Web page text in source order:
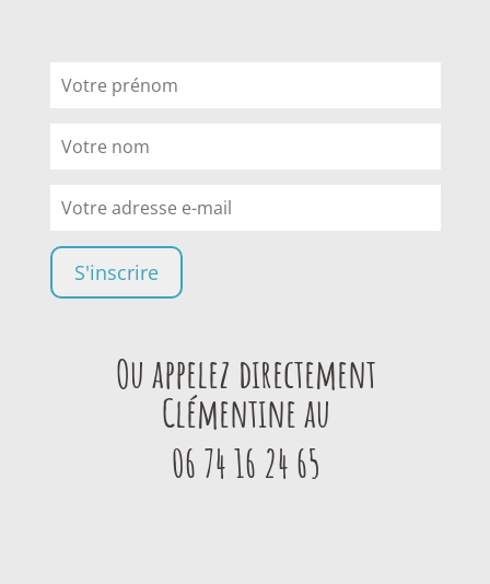
Ou appelez directement
Clémentine au
06 74 16 24 65